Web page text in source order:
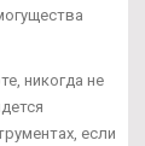
никогда не
если